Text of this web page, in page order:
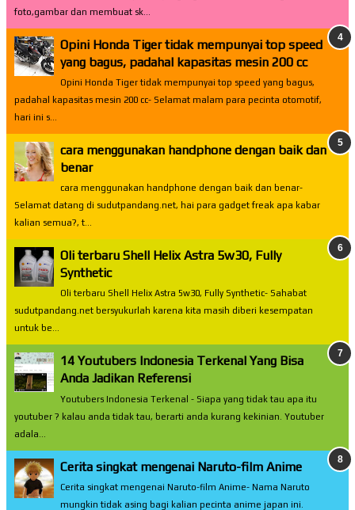
foto,gambar dan membuat sk...
Opini Honda Tiger tidak mempunyai top speed
yang bagus, padahal kapasitas mesin 200 cc
Opini Honda Tiger tidak mempunyai top speed yang bagus,
padahal kapasitas mesin 200 cc- Selamat malam para pecinta otomotif,
hari ini s...
cara menggunakan handphone dengan baik dan
benar
cara menggunakan handphone dengan baik dan benar-
Selamat datang di sudutpandang.net, hai para gadget freak apa kabar
kalian semua?, t...
Oli terbaru Shell Helix Astra 5w30, Fully
Synthetic
Oli terbaru Shell Helix Astra 5w30, Fully Synthetic- Sahabat
sudutpandang.net bersyukurlah karena kita masih diberi kesempatan
untuk be...
14 Youtubers Indonesia Terkenal Yang Bisa
Anda Jadikan Referensi
Youtubers Indonesia Terkenal - Siapa yang tidak tau apa itu
youtuber ? kalau anda tidak tau, berarti anda kurang kekinian. Youtuber
adala...
Cerita singkat mengenai Naruto-film Anime
Cerita singkat mengenai Naruto-film Anime- Nama Naruto
mungkin tidak asing bagi kalian pecinta anime japan ini.